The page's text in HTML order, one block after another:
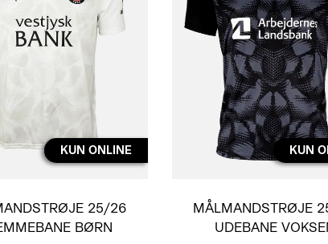
KUN ONLINE
25/26
BØRN
KUN
MÅLMANDSTRØJE
UDEBANE